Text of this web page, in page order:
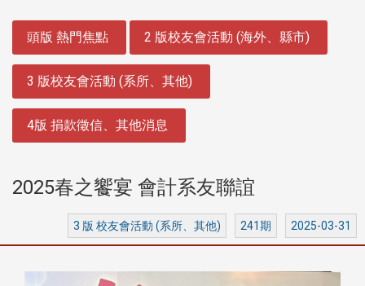
頭版 熱門焦點 2 版校友會活動 (海外、縣市)
3 版校友會活動 (系所、其他)
4版 捐款徵信、其他消息
2025春之饗宴 會計系友聯誼
3 版 校友會活動 (系所、其他) 241期 2025-03-31